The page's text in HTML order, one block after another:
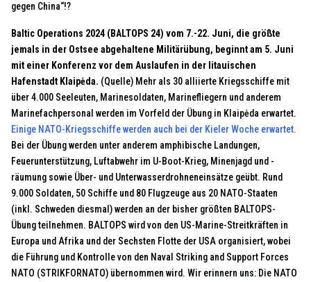
gegen China“!?
Baltic Operations 2024 (BALTOPS 24) vom 7.-22. Juni, die größte
jemals in der Ostsee abgehaltene Militärübung, beginnt am 5. Juni
mit einer Konferenz vor dem Auslaufen in der litauischen
Hafenstadt Klaipėda. (Quelle) Mehr als 30 alliierte Kriegsschiffe mit
über 4.000 Seeleuten, Marinesoldaten, Marinefliegern und anderem
Marinefachpersonal werden im Vorfeld der Übung in Klaipėda erwartet.
Einige NATO-Kriegsschiffe werden auch bei der Kieler Woche erwartet.
Bei der Übung werden unter anderem amphibische Landungen,
Feuerunterstützung, Luftabwehr im U-Boot-Krieg, Minenjagd und -
räumung sowie Über- und Unterwasserdrohneneinsätze geübt. Rund
9.000 Soldaten, 50 Schiffe und 80 Flugzeuge aus 20 NATO-Staaten
(inkl. Schweden diesmal) werden an der bisher größten BALTOPS-
Übung teilnehmen. BALTOPS wird von den US-Marine-Streitkräften in
Europa und Afrika und der Sechsten Flotte der USA organisiert, wobei
die Führung und Kontrolle von den Naval Striking and Support Forces
NATO (STRIKFORNATO) übernommen wird.Wir erinnern uns: Die NATO